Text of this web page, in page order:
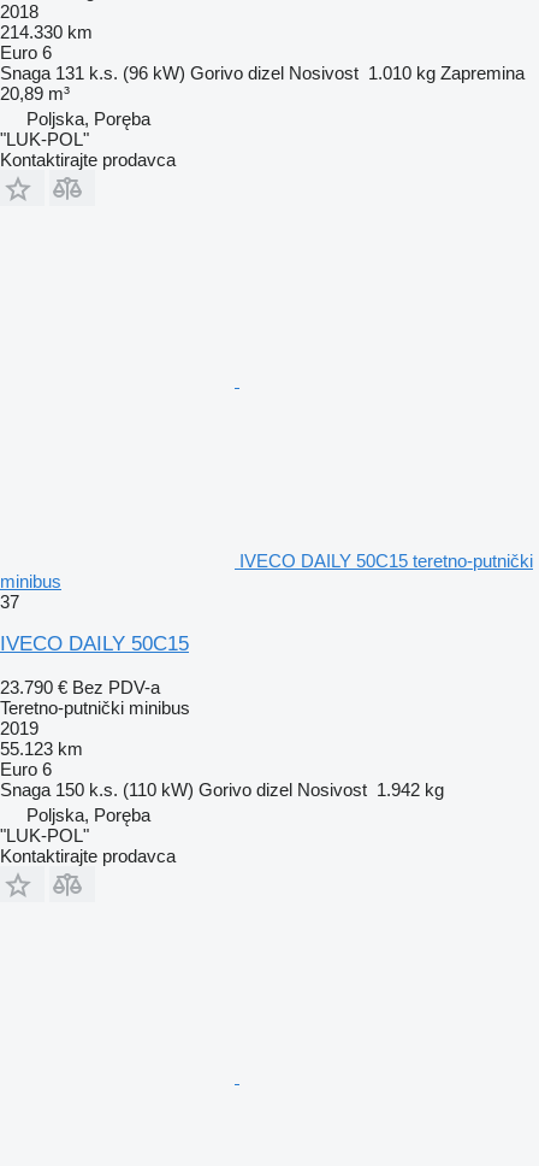
2018
214.330 km
Euro 6
Snaga 131 k.s. (96 kW) Gorivo dizel Nosivost 1.010 kg Zapremina
20,89 m³
Poljska, Poręba
"LUK-POL"
Kontaktirajte prodavca
IVECO DAILY 50C15 teretno-putnički
minibus
37
IVECO DAILY 50C15
23.790 € Bez PDV-a
Teretno-putnički minibus
2019
55.123 km
Euro 6
Snaga 150 k.s. (110 kW) Gorivo dizel Nosivost 1.942 kg
Poljska, Poręba
"LUK-POL"
Kontaktirajte prodavca